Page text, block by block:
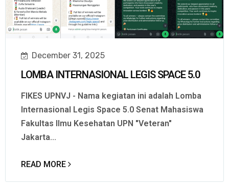
December 31, 2025
LOMBA INTERNASIONAL LEGIS SPACE 5.0
FIKES UPNVJ - Nama kegiatan ini adalah Lomba
Internasional Legis Space 5.0 Senat Mahasiswa
Fakultas Ilmu Kesehatan UPN "Veteran"
Jakarta...
READ MORE